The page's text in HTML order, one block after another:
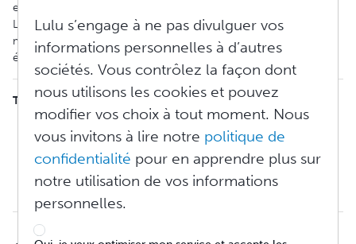
en sécurité.
Lorsque nous identifions ces sites, nous les partageons sur nos
médias sociaux pour vous aider à savoir quels sont les sites à
éviter.
TABLE DES MATIÈRES
Conseils pour repérer les sites frauduleux
Produits et services de Lulu
À quoi ressemblent les vrais sites Lulu
Sites de contenu et de médias sociaux de Lulu
Contacter Lulu
Lulu s’engage à ne pas divulguer vos
informations personnelles à d’autres
sociétés. Vous contrôlez la façon dont
nous utilisons les cookies et pouvez
modifier vos choix à tout moment. Nous
vous invitons à lire notre politique de
confidentialité pour en apprendre plus sur
notre utilisation de vos informations
personnelles.